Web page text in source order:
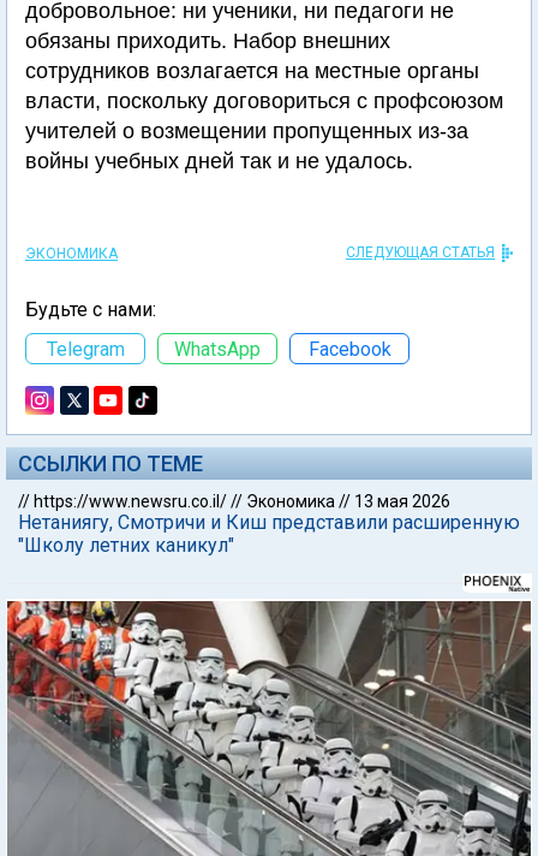
добровольное: ни ученики, ни педагоги не
обязаны приходить. Набор внешних
сотрудников возлагается на местные органы
власти, поскольку договориться с профсоюзом
учителей о возмещении пропущенных из-за
войны учебных дней так и не удалось.
ЭКОНОМИКА СЛЕДУЮЩАЯ СТАТЬЯ
Будьте с нами:
Telegram
WhatsApp Facebook
ССЫЛКИ ПО ТЕМЕ
// https://www.newsru.co.il/// Экономика // 13 мая 2026
Нетаниягу, Смотричи и Киш представили расширенную
"Школу летних каникул"